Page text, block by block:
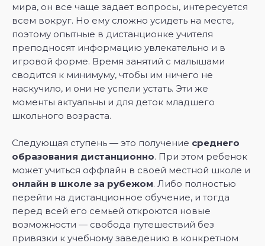
мира, он все чаще задает вопросы, интересуется
всем вокруг. Но ему сложно усидеть на месте,
поэтому опытные в дистанционке учителя
преподносят информацию увлекательно и в
игровой форме. Время занятий с малышами
сводится к минимуму, чтобы им ничего не
наскучило, и они не успели устать. Эти же
моменты актуальны и для деток младшего
школьного возраста.
Следующая ступень — это получение среднего
образования дистанционно. При этом ребенок
может учиться оффлайн в своей местной школе и
онлайн в школе за рубежом. Либо полностью
перейти на дистанционное обучение, и тогда
перед всей его семьей откроются новые
возможности — свобода путешествий без
привязки к учебному заведению в конкретном